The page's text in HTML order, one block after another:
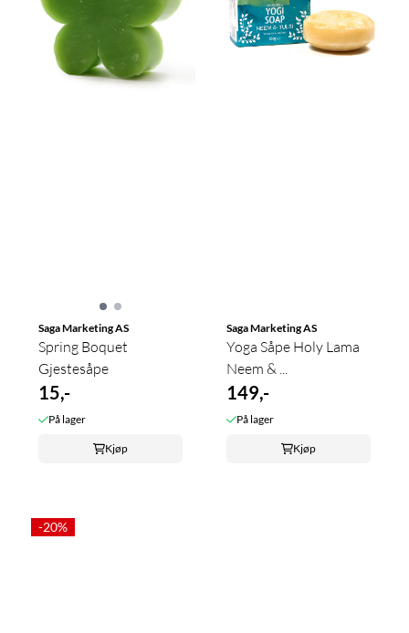
Saga Marketing AS
Spring Boquet
Gjestesåpe
15,-
På lager
Kjøp
Saga Marketing AS
Yoga Såpe Holy Lama
Neem & ...
149,-
På lager
Kjøp
-20%